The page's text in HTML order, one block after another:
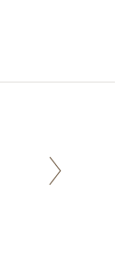
Parce que nous